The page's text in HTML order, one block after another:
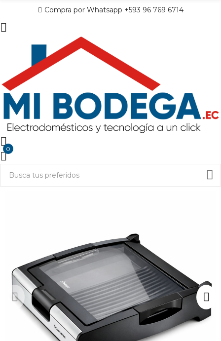
Compra por Whatsapp +593 96 769 6714
0